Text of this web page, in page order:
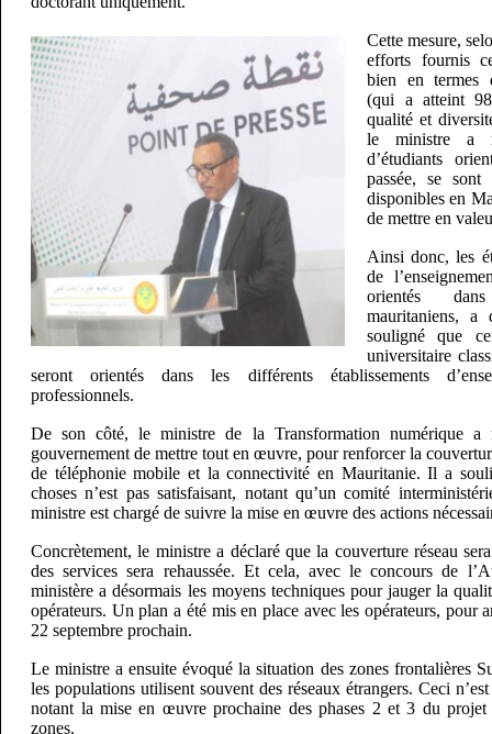
Cette mesure,
efforts fournis
bien en termes
(qui a atteint
qualité et
le ministre a
d’étudiants
passée, se
disponibles en
de mettre en
Ainsi donc, les
de
orientés
mauritaniens,
souligné que
universitaire
seront orientés dans les différents établissements
professionnels.
De son côté, le ministre de la Transformation numérique a
gouvernement de mettre tout en œuvre, pour renforcer la
de téléphonie mobile et la connectivité en Mauritanie. Il a
choses n’est pas satisfaisant, notant qu’un comité
ministre est chargé de suivre la mise en œuvre des actions
Concrètement, le ministre a déclaré que la couverture réseau
des services sera rehaussée. Et cela, avec le concours de
ministère a désormais les moyens techniques pour jauger la
opérateurs. Un plan a été mis en place avec les opérateurs, pour
22 septembre prochain.
Le ministre a ensuite évoqué la situation des zones frontalières
les populations utilisent souvent des réseaux étrangers. Ceci
notant la mise en œuvre prochaine des phases 2 et 3 du projet
zones.